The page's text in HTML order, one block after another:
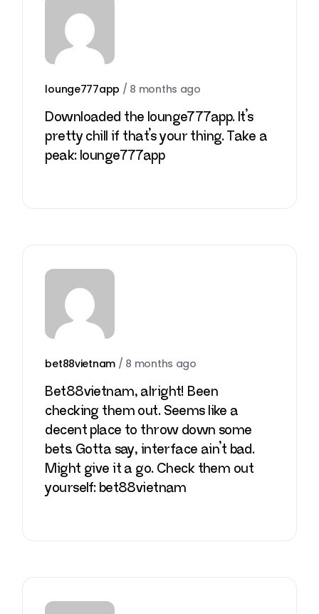
lounge777app / 8 months ago
Downloaded the lounge777app. It’s
pretty chill if that’s your thing. Take a
peak: lounge777app
bet88vietnam / 8 months ago
Bet88vietnam, alright! Been
checking them out. Seems like a
decent place to throw down some
bets. Gotta say, interface ain’t bad.
Might give it a go. Check them out
yourself: bet88vietnam